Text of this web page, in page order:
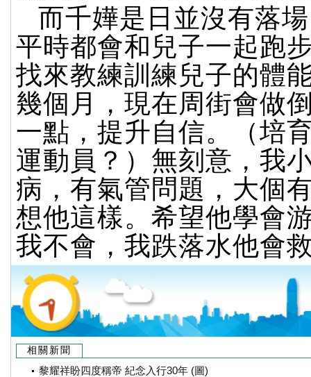
而千嬅是日並沒有落
平時都會和兒子一起跑
找來教練訓練兒子的體
幾個月，現在周街會做
一點，提升自信。（培
運動員？）無刻意，我
病，有氣管問題，大個
想他這樣。希望他學會
我不會，我跌落水他會
相關新聞
黎耀祥盼四度稱帝 紀念入行30年 (圖)